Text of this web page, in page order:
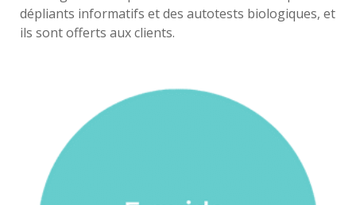
dépliants informatifs et des autotests biologiques, et
ils sont offerts aux clients.